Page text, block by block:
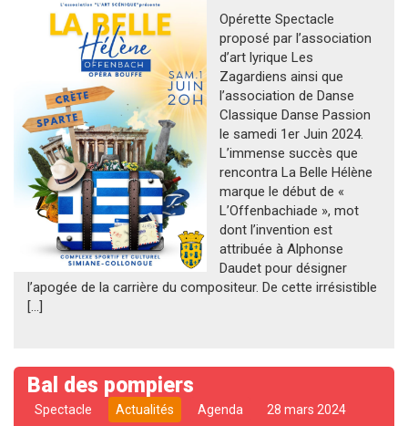
Opérette Spectacle
proposé par l’association
d’art lyrique Les
Zagardiens ainsi que
l’association de Danse
Classique Danse Passion
le samedi 1er Juin 2024.
L’immense succès que
rencontra La Belle Hélène
marque le début de «
L’Offenbachiade », mot
dont l’invention est
attribuée à Alphonse
Daudet pour désigner
l’apogée de la carrière du compositeur. De cette irrésistible
[…]
Bal des pompiers
Spectacle Actualités Agenda 28 mars 2024